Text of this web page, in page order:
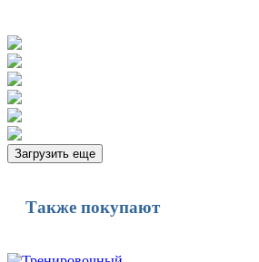
Загрузить еще
Также покупают